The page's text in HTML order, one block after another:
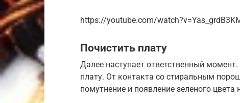
https://youtube.com/
Почистить плату
Далее наступает ответственный
плату. От контакта со стиральным
помутнение и появление зеленого цвета